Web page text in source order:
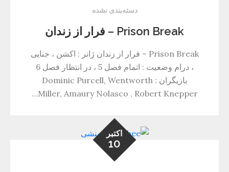
دسته‌بندی نشده
Prison Break – فرار از زندان
Prison Break – فرار از زندان ژانر : اکشن ، جنایی
، درام وضعیت : اتمام فصل 5 ، در انتظار فصل 6
بازیگران : Dominic Purcell, Wentworth
Miller, Amaury Nolasco , Robert Knepper…
اکتبر
10